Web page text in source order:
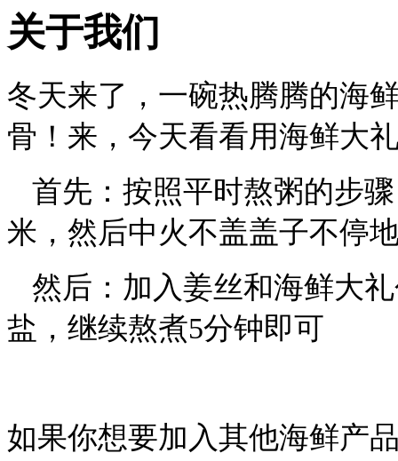
关于我们
冬天来了，一碗热腾腾的海
骨！来，今天看看用海鲜大
首先：按照平时熬粥的步
米，然后中火不盖盖子不停
然后：加入姜丝和海鲜大
盐，继续熬煮5分钟即可
如果你想要加入其他海鲜产